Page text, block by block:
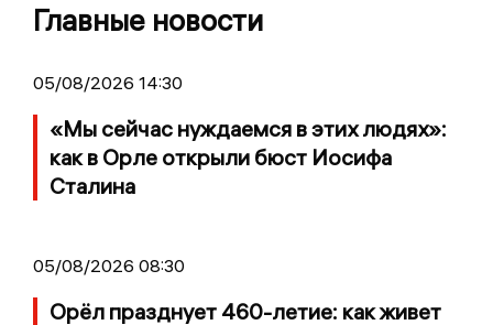
Главные новости
05/08/2026 14:30
«Мы сейчас нуждаемся в этих людях»:
как в Орле открыли бюст Иосифа
Сталина
05/08/2026 08:30
Орёл празднует 460-летие: как живет